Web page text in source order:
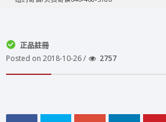
正品註冊
Posted on 2018-10-26 /
2757